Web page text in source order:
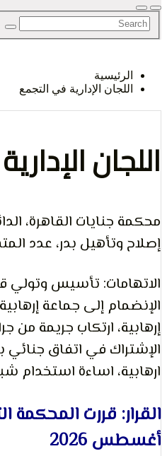
الإدارية في التجمع
الإدارية
القاهرة، الدائرة
بدر، عدد المتهمين : 12
تأسيس وتولي قيادة
إلى جماعة إرهابية،
ارتكاب جريمة من جرائم
في اتفاق جنائي بغرض
اساءة استخدام شبكة
2026